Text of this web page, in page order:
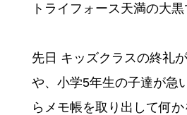
トライフォース天満の大黒
先日 キッズクラスの終礼
や、小学5年生の子達が急
らメモ帳を取り出して何